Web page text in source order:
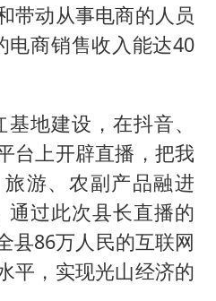
带动从事电商的人员
电商销售收入能达40
地建设，在抖音、
台上开辟直播，把我
游、农副产品融进
通过此次县长直播的
县86万人民的互联网
平，实现光山经济的